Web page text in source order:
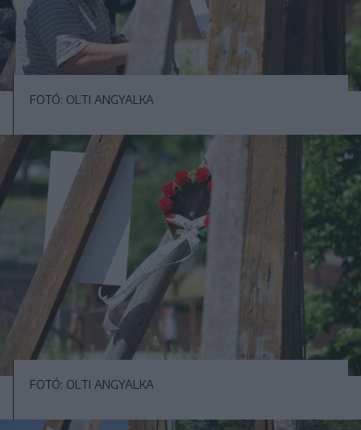
FOTÓ: OLTI ANGYALKA
FOTÓ: OLTI ANGYALKA